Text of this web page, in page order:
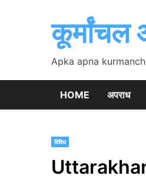
कूर्मांचल
Apka apna
HOME अपराध
विविध